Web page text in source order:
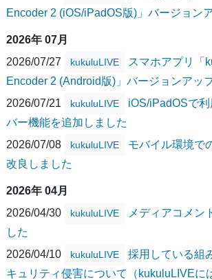
Encoder 2 (iOS/iPadOS版)」バージョン
2026年 07月
2026/07/27
kukuluLIVE
スマホアプリ「
Encoder 2 (Android版)」バージョンアッ
2026/07/21
kukuluLIVE
iOS/iPadOSで
バー機能を追加しました
2026/07/08
kukuluLIVE
モバイル環境で
改良しました
2026年 04月
2026/04/30
kukuluLIVE
メディアコメン
した
2026/04/10
kukuluLIVE
採用している組
キュリティ侵害について（kukuluLIVEに